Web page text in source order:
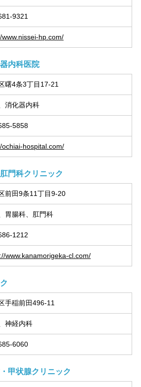
9321
www.nissei-hp.com/
内科医院
曙4条3丁目17-21
消化器内科
5858
ochiai-hospital.com/
門科クリニック
前田9条11丁目9-20
胃腸科、肛門科
1212
www.kanamorigeka-cl.com/
手稲前田496-11
神経内科
6060
甲状腺クリニック